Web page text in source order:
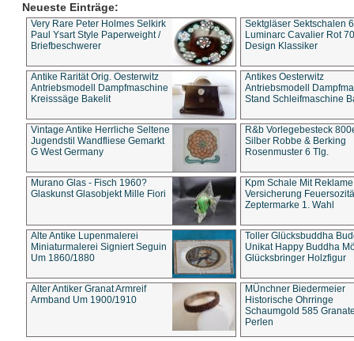
Neueste Einträge:
Very Rare Peter Holmes Selkirk
Paul Ysart Style Paperweight /
Briefbeschwerer
Sektgläser Sektschalen
Luminarc Cavalier Rot
Design Klassiker
Antike Rarität Orig. Oesterwitz
Antriebsmodell Dampfmaschine
Kreisssäge Bakelit
Antikes Oesterwitz
Antriebsmodell
Stand Schleifmaschine
Vintage Antike Herrliche Seltene
Jugendstil Wandfliese Gemarkt
G West Germany
R&b Vorlegebesteck
Silber Robbe & Berking
Rosenmuster 6 Tlg.
Murano Glas - Fisch 1960?
Glaskunst Glasobjekt Mille Fiori
Kpm Schale Mit Reklame
Versicherung
Zeptermarke 1. Wahl
Alte Antike Lupenmalerei
Miniaturmalerei Signiert Seguin
Um 1860/1880
Toller Glücksbuddha
Unikat Happy Buddha
Glücksbringer Holzfigur
Alter Antiker Granat Armreif
Armband Um 1900/1910
MÜnchner Biedermeier
Historische Ohrringe
Schaumgold 585
Perlen